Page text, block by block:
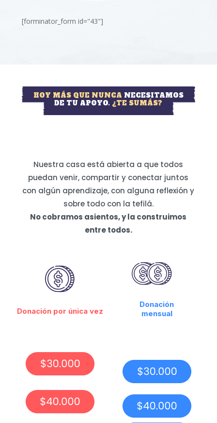
[forminator_form id="43"]
HOY MÁS QUE NUNCA NECESITAMOS
DE TU APOYO. ¿TE SUMÁS?
Nuestra casa está abierta a que todos
puedan venir, compartir y conectar juntos
con algún aprendizaje, con alguna reflexión y
sobre todo con la tefilá.
No cobramos asientos, y la construimos
entre todos.
Donación por única vez
Donación
mensual